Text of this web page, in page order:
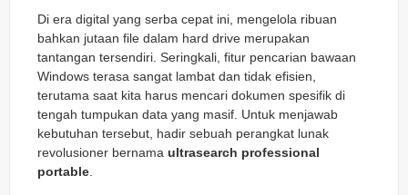
Di era digital yang serba cepat ini, mengelola ribuan
bahkan jutaan file dalam hard drive merupakan
tantangan tersendiri. Seringkali, fitur pencarian bawaan
Windows terasa sangat lambat dan tidak efisien,
terutama saat kita harus mencari dokumen spesifik di
tengah tumpukan data yang masif. Untuk menjawab
kebutuhan tersebut, hadir sebuah perangkat lunak
revolusioner bernama ultrasearch professional
portable.